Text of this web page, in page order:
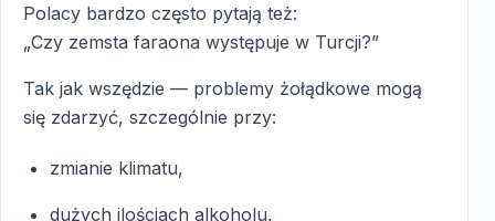
Polacy bardzo często pytają też:
„Czy zemsta faraona występuje w Turcji?”
Tak jak wszędzie — problemy żołądkowe mogą
się zdarzyć, szczególnie przy:
zmianie klimatu,
dużych ilościach alkoholu,